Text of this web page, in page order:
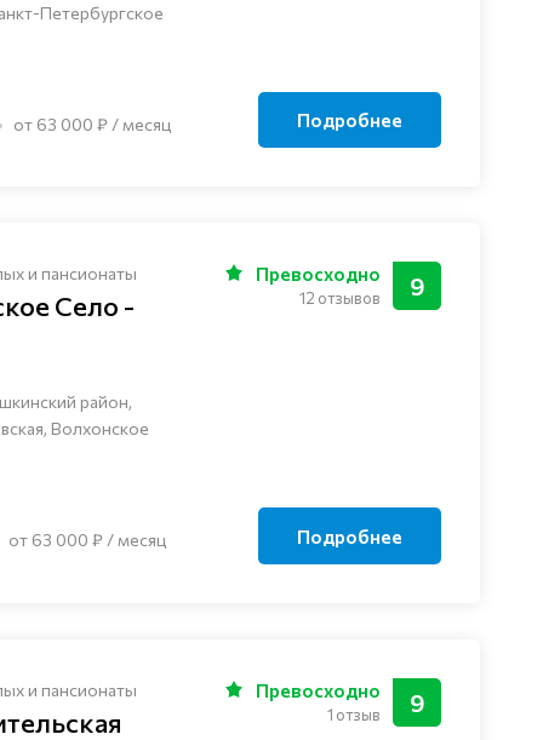
Петербургское
от 63 000 ₽ / месяц Подробнее
и пансионаты
Село -
район,
Волхонское
9
Превосходно
12 отзывов
от 63 000 ₽ / месяц Подробнее
и пансионаты 9
Превосходно
1 отзыв